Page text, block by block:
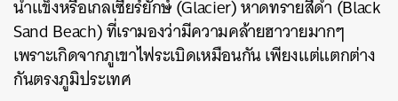
น้ำแข็งหรือเกลเซียร์ยักษ์ (Glacier) หาดทรายสีดำ (Black
Sand Beach) ที่เรามองว่ามีความคล้ายฮาวายมากๆ
เพราะเกิดจากภูเขาไฟระเบิดเหมือนกัน เพียงแต่แตกต่าง
กันตรงภูมิประเทศ